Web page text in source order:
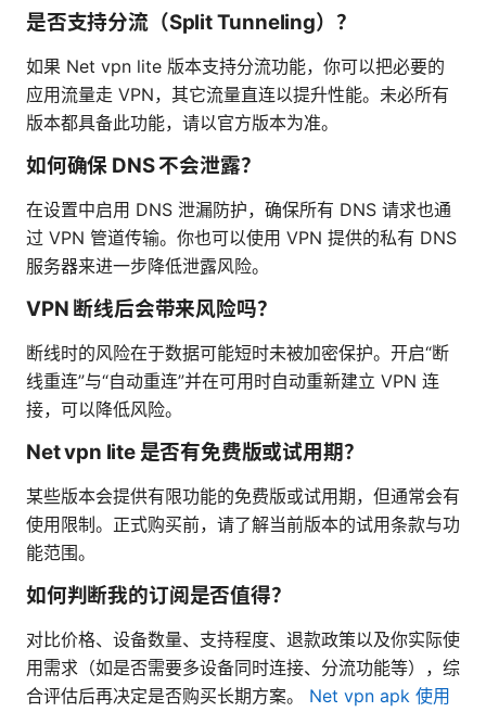
是否支持分流（Split Tunneling）？
如果 Net vpn lite 版本支持分流功能，你可以把必要的
应用流量走 VPN，其它流量直连以提升性能。未必所有
版本都具备此功能，请以官方版本为准。
如何确保 DNS 不会泄露？
在设置中启用 DNS 泄漏防护，确保所有 DNS 请求也通
过 VPN 管道传输。你也可以使用 VPN 提供的私有 DNS
服务器来进一步降低泄露风险。
VPN 断线后会带来风险吗？
断线时的风险在于数据可能短时未被加密保护。开启“断
线重连”与“自动重连”并在可用时自动重新建立 VPN 连
接，可以降低风险。
Net vpn lite 是否有免费版或试用期？
某些版本会提供有限功能的免费版或试用期，但通常会有
使用限制。正式购买前，请了解当前版本的试用条款与功
能范围。
如何判断我的订阅是否值得？
对比价格、设备数量、支持程度、退款政策以及你实际使
用需求（如是否需要多设备同时连接、分流功能等），综
合评估后再决定是否购买长期方案。 Net vpn apk 使用